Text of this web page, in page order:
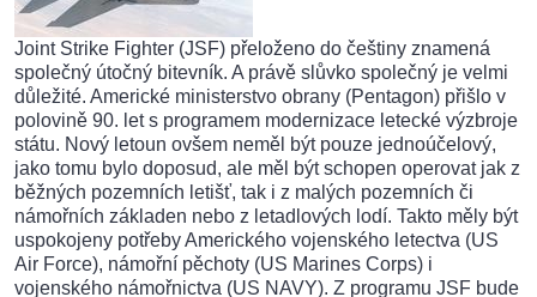
Joint Strike Fighter (JSF) přeloženo do češtiny znamená
společný útočný bitevník. A právě slůvko společný je velmi
důležité. Americké ministerstvo obrany (Pentagon) přišlo v
polovině 90. let s programem modernizace letecké výzbroje
státu. Nový letoun ovšem neměl být pouze jednoúčelový,
jako tomu bylo doposud, ale měl být schopen operovat jak z
běžných pozemních letišť, tak i z malých pozemních či
námořních základen nebo z letadlových lodí. Takto měly být
uspokojeny potřeby Amerického vojenského letectva (US
Air Force), námořní pěchoty (US Marines Corps) i
vojenského námořnictva (US NAVY). Z programu JSF bude